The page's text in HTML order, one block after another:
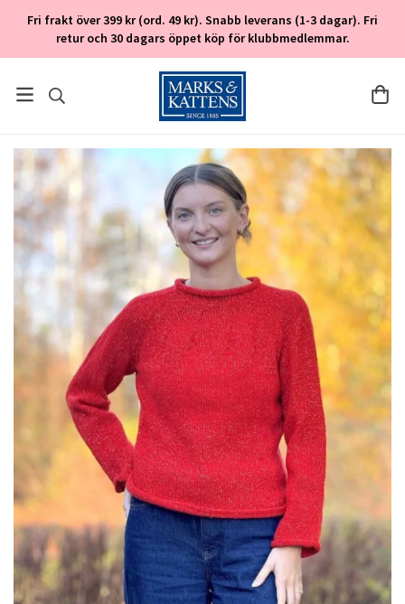
Fri frakt över 399 kr (ord. 49 kr). Snabb leverans (1-3 dagar). Fri
retur och 30 dagars öppet köp för klubbmedlemmar.